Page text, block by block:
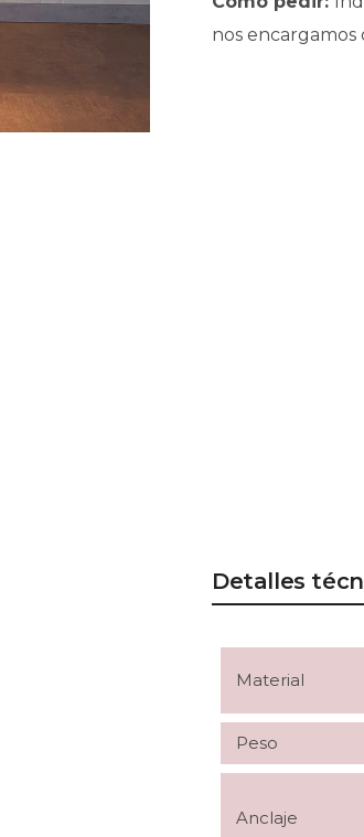
nos encargamos
Detalles
Material
Peso
Anclaje